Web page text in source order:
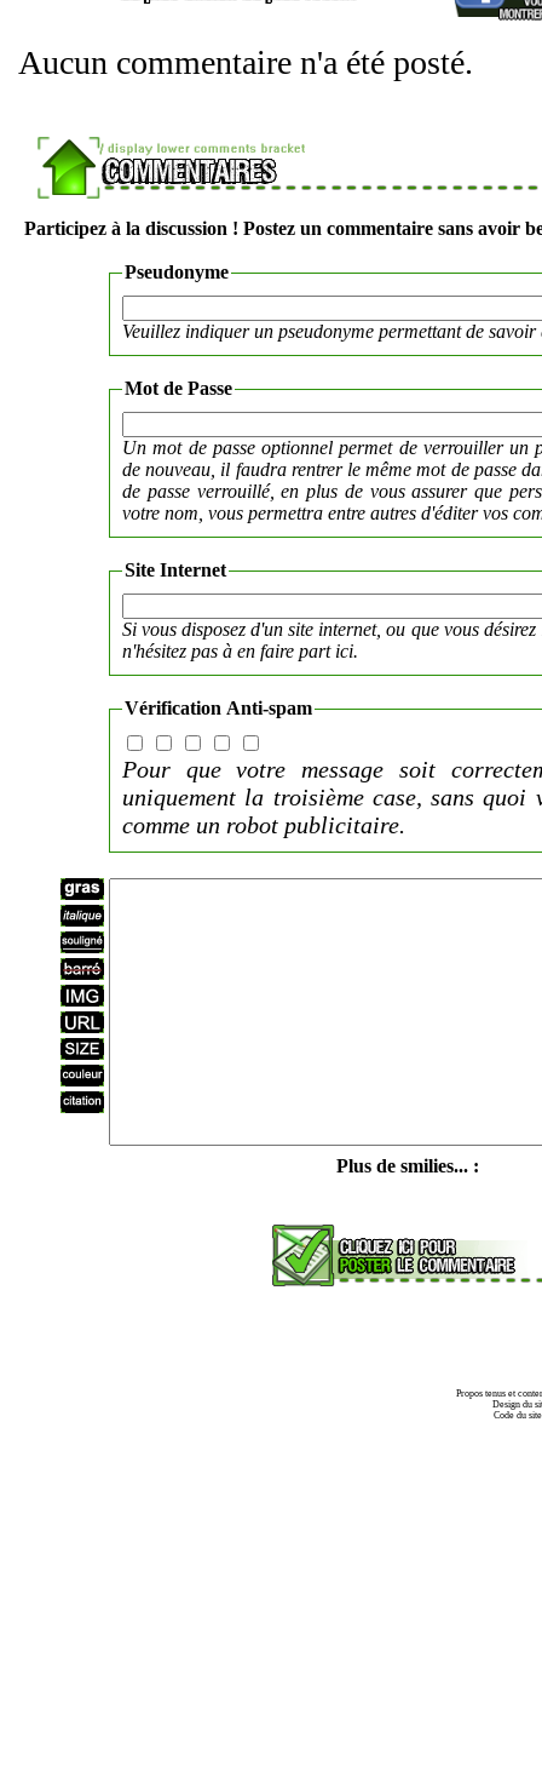
Aucun commentaire n'a été posté.
Participez à la discussion ! Postez un commentaire sans avoir
Pseudonyme
Veuillez indiquer un pseudonyme permettant de savoir
Mot de Passe
Un mot de passe optionnel permet de verrouiller un
de nouveau, il faudra rentrer le même mot de passe
de passe verrouillé, en plus de vous assurer que
votre nom, vous permettra entre autres d'éditer vos
Site Internet
Si vous disposez d'un site internet, ou que vous
n'hésitez pas à en faire part ici.
Vérification Anti-spam
Pour que votre message soit
uniquement la troisième case, sans quoi
comme un robot publicitaire.
Plus de smilies... :
Propos tenus et
Design du
Code du